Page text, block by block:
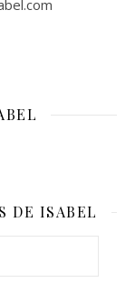
DE ISABEL